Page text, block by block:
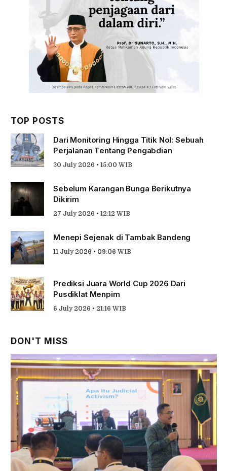
TOP POSTS
Dari Monitoring Hingga Titik Nol: Sebuah
Perjalanan Tentang Pengabdian
30 July 2026 • 15:00 WIB
Sebelum Karangan Bunga Berikutnya
Dikirim
27 July 2026 • 12:12 WIB
Menepi Sejenak di Tambak Bandeng
11 July 2026 • 09:06 WIB
Prediksi Juara World Cup 2026 Dari
Pusdiklat Menpim
6 July 2026 • 21:16 WIB
DON'T MISS